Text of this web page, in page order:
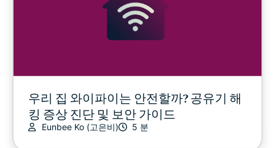
우리 집 와이파이는 안전할까? 공유기 해
킹 증상 진단 및 보안 가이드
Eunbee Ko (고은비) 5 분